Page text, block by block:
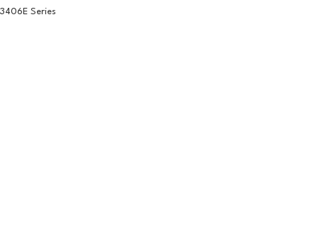
3406E Series